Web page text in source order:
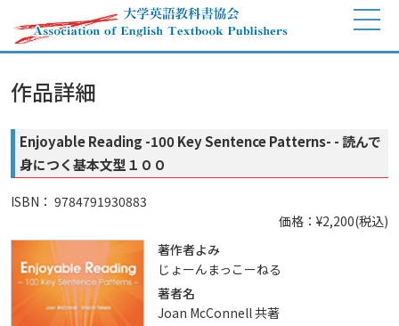
作品詳細
Enjoyable Reading -100 Key Sentence Patterns- - 読んで
身につく基本文型１００
ISBN： 9784791930883
価格：¥2,200(税込)
著作者よみ
じょーんまっこーねる
著者名
Joan McConnell 共著